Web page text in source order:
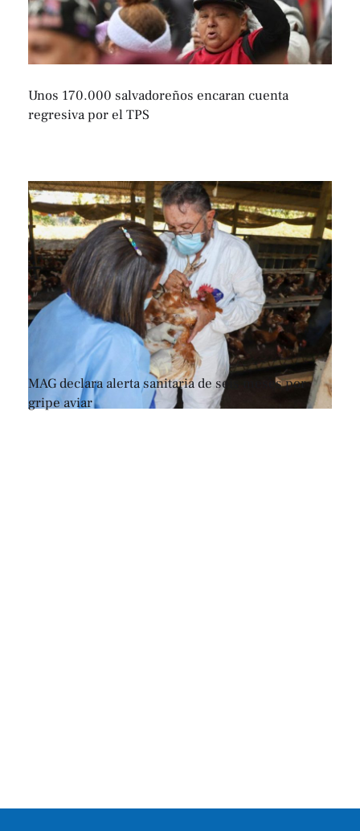
Unos 170.000 salvadoreños encaran cuenta
regresiva por el TPS
MAG declara alerta sanitaria de seis meses por
gripe aviar